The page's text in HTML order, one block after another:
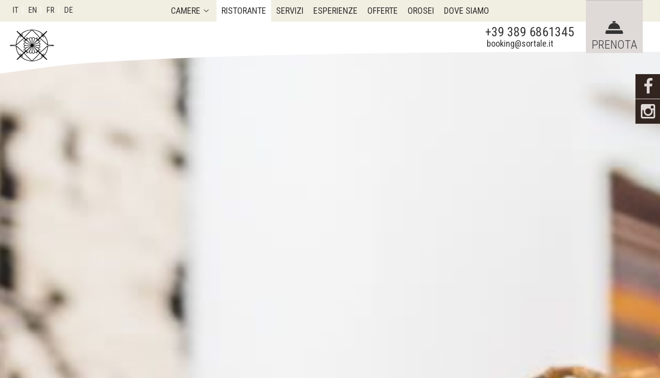
CAMERE RISTORANTE SERVIZI ESPERIENZE OFFERTE OROSEI DOVE SIAMO
PRENOTA
Verifica disponibilità
IT EN FR DE
+39 389 6861345
booking@sortale.it